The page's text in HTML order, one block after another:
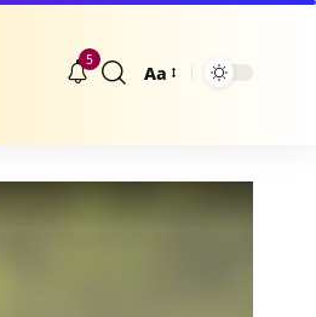
5
Größenänderung
Aa